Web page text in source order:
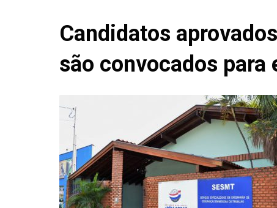
Candidatos
são convocados para